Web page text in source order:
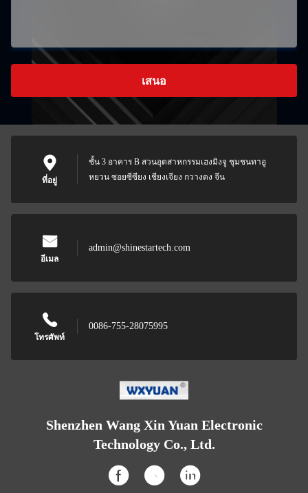
เสนอ
ที่อยู่
ชั้น 3 อาคาร B สวนอุตสาหกรรมเฮงมิงจู ชุมชนทาอู
หยวน ซอยซีซียง เชียงเจียง กวางดง จีน
อีเมล
admin@shinestartech.com
โทรศัพท์
0086-755-28075995
Shenzhen Wang Xin Yuan Electronic
Technology Co., Ltd.